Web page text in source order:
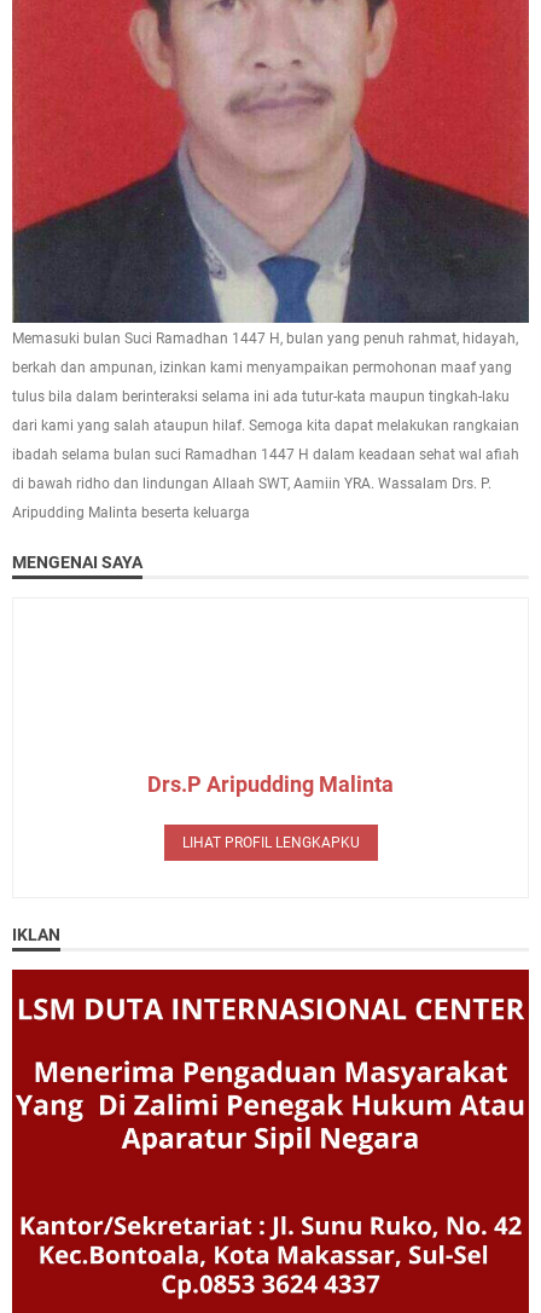
Memasuki bulan Suci Ramadhan 1447 H, bulan yang penuh rahmat, hidayah,
berkah dan ampunan, izinkan kami menyampaikan permohonan maaf yang
tulus bila dalam berinteraksi selama ini ada tutur-kata maupun tingkah-laku
dari kami yang salah ataupun hilaf. Semoga kita dapat melakukan rangkaian
ibadah selama bulan suci Ramadhan 1447 H dalam keadaan sehat wal afiah
di bawah ridho dan lindungan Allaah SWT, Aamiin YRA. Wassalam Drs. P.
Aripudding Malinta beserta keluarga
MENGENAI SAYA
Drs.P Aripudding Malinta
LIHAT PROFIL LENGKAPKU
IKLAN